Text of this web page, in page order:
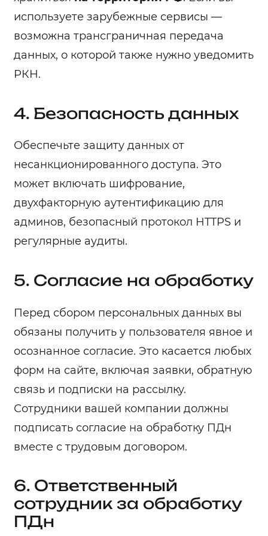
используете зарубежные сервисы —
возможна трансграничная передача
данных, о которой также нужно уведомить
РКН.
4. Безопасность данных
Обеспечьте защиту данных от
несанкционированного доступа. Это
может включать шифрование,
двухфакторную аутентификацию для
админов, безопасный протокол HTTPS и
регулярные аудиты.
5. Согласие на обработку
Перед сбором персональных данных вы
обязаны получить у пользователя явное и
осознанное согласие. Это касается любых
форм на сайте, включая заявки, обратную
связь и подписки на рассылку.
Сотрудники вашей компании должны
подписать согласие на обработку ПДн
вместе с трудовым договором.
6. Ответственный
сотрудник за обработку
ПДн